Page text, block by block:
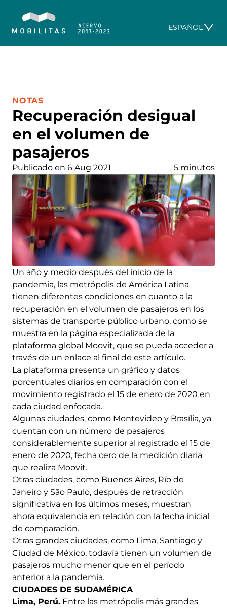
ESPAÑOL
Recuperación desigual
en el volumen de
pasajeros
CATEGORÍA:
NOTAS
Publicado en 6 Aug 2021 5 minutos
Un año y medio después del inicio de la
pandemia, las metrópolis de América Latina
tienen diferentes condiciones en cuanto a la
recuperación en el volumen de pasajeros en los
sistemas de transporte público urbano, como se
muestra en la página especializada de la
plataforma global Moovit, que se pueda acceder a
través de un enlace al final de este artículo.
La plataforma presenta un gráfico y datos
porcentuales diarios en comparación con el
movimiento registrado el 15 de enero de 2020 en
cada ciudad enfocada.
Algunas ciudades, como Montevideo y Brasília, ya
cuentan con un número de pasajeros
considerablemente superior al registrado el 15 de
enero de 2020, fecha cero de la medición diaria
que realiza Moovit.
Otras ciudades, como Buenos Aires, Río de
Janeiro y São Paulo, después de retracción
significativa en los últimos meses, muestran
ahora equivalencia en relación con la fecha inicial
de comparación.
Otras grandes ciudades, como Lima, Santiago y
Ciudad de México, todavía tienen un volumen de
pasajeros mucho menor que en el período
anterior a la pandemia.
CIUDADES DE SUDAMÉRICA
Lima, Perú. Entre las metrópolis más grandes